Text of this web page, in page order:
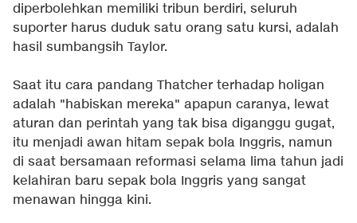
diperbolehkan memiliki tribun berdiri, seluruh
suporter harus duduk satu orang satu kursi, adalah
hasil sumbangsih Taylor.
Saat itu cara pandang Thatcher terhadap holigan
adalah "habiskan mereka" apapun caranya, lewat
aturan dan perintah yang tak bisa diganggu gugat,
itu menjadi awan hitam sepak bola Inggris, namun
di saat bersamaan reformasi selama lima tahun jadi
kelahiran baru sepak bola Inggris yang sangat
menawan hingga kini.